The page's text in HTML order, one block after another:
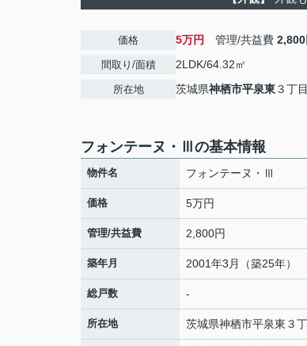
価格 5万円 管理/共益費 2,800
間取り/面積 2LDK/64.32㎡
所在地 茨城県神栖市平泉東３丁
フォンテーヌ・Ⅲの基本情報
物件名 フォンテーヌ・Ⅲ
価格 5万円
管理/共益費 2,800円
築年月 2001年3月（築25年）
総戸数 -
所在地 茨城県神栖市平泉東 ３